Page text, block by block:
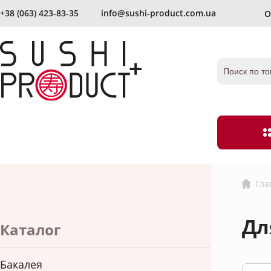
+38 (063) 423-83-35 info@sushi-product.com.ua
Имбирь
Каталог
Бакалея
данных
еще раз